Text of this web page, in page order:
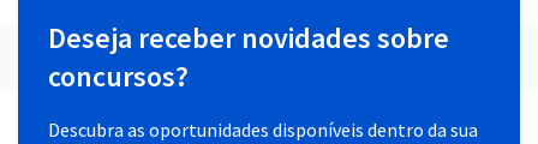
Deseja receber novidades sobre
concursos?
Descubra as oportunidades disponíveis dentro da sua